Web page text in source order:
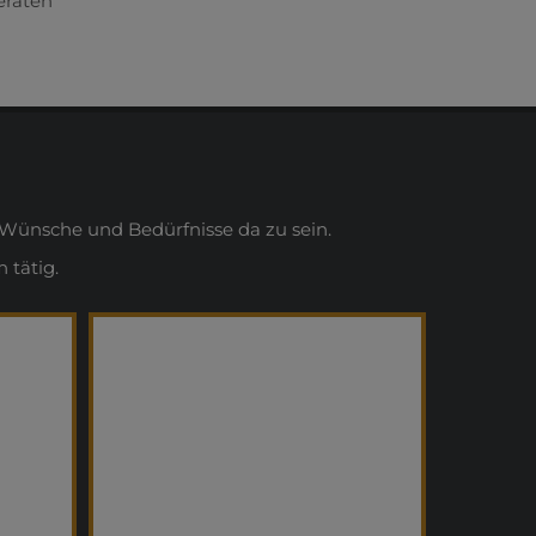
und Bedürfnisse da zu sein.
tätig.